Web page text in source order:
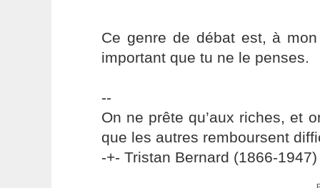
Ce genre de débat est, à
important que tu ne le penses.
--
On ne prête qu’aux riches, et
que les autres remboursent
-+- Tristan Bernard (1866-1947)